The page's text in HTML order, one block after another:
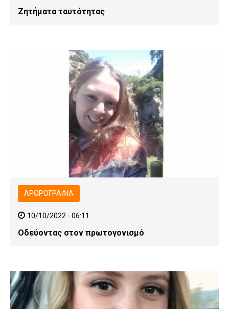
Ζητήματα ταυτότητας
ΑΡΘΡΟΓΡΑΦΊΑ
10/10/2022 - 06:11
Οδεύοντας στον πρωτογονισμό